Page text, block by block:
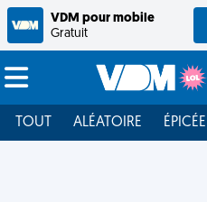
VDM pour mobile
Gratuit
TOUT ALÉATOIRE ÉPICÉE